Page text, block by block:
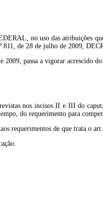
no uso das atribuições
811, de 28 de julho de 2009,
passa a vigorar acrescido do
nos incisos II e III do
do requerimento para
requerimentos de que trata o